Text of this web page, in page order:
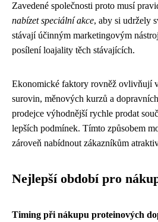
Zavedené společnosti proto musí
nabízet speciální akce, aby si udržely
stávají účinným marketingovým
posílení loajality těch stávajících.
Ekonomické faktory rovněž ovlivňují
surovin, měnových kurzů a
prodejce výhodnější rychle prodat
lepších podmínek. Tímto způsobem
zároveň nabídnout zákazníkům
Nejlepší období pro
Timing při nákupu proteinových